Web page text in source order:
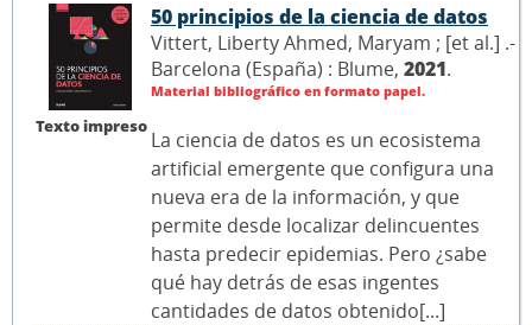
Texto impreso
50 principios de la ciencia de datos
Vittert, Liberty Ahmed, Maryam ; [et al.] .-
Barcelona (España) : Blume, 2021.
Material bibliográfico en formato papel.
La ciencia de datos es un ecosistema
artificial emergente que configura una
nueva era de la información, y que
permite desde localizar delincuentes
hasta predecir epidemias. Pero ¿sabe
qué hay detrás de esas ingentes
cantidades de datos obtenido[...]